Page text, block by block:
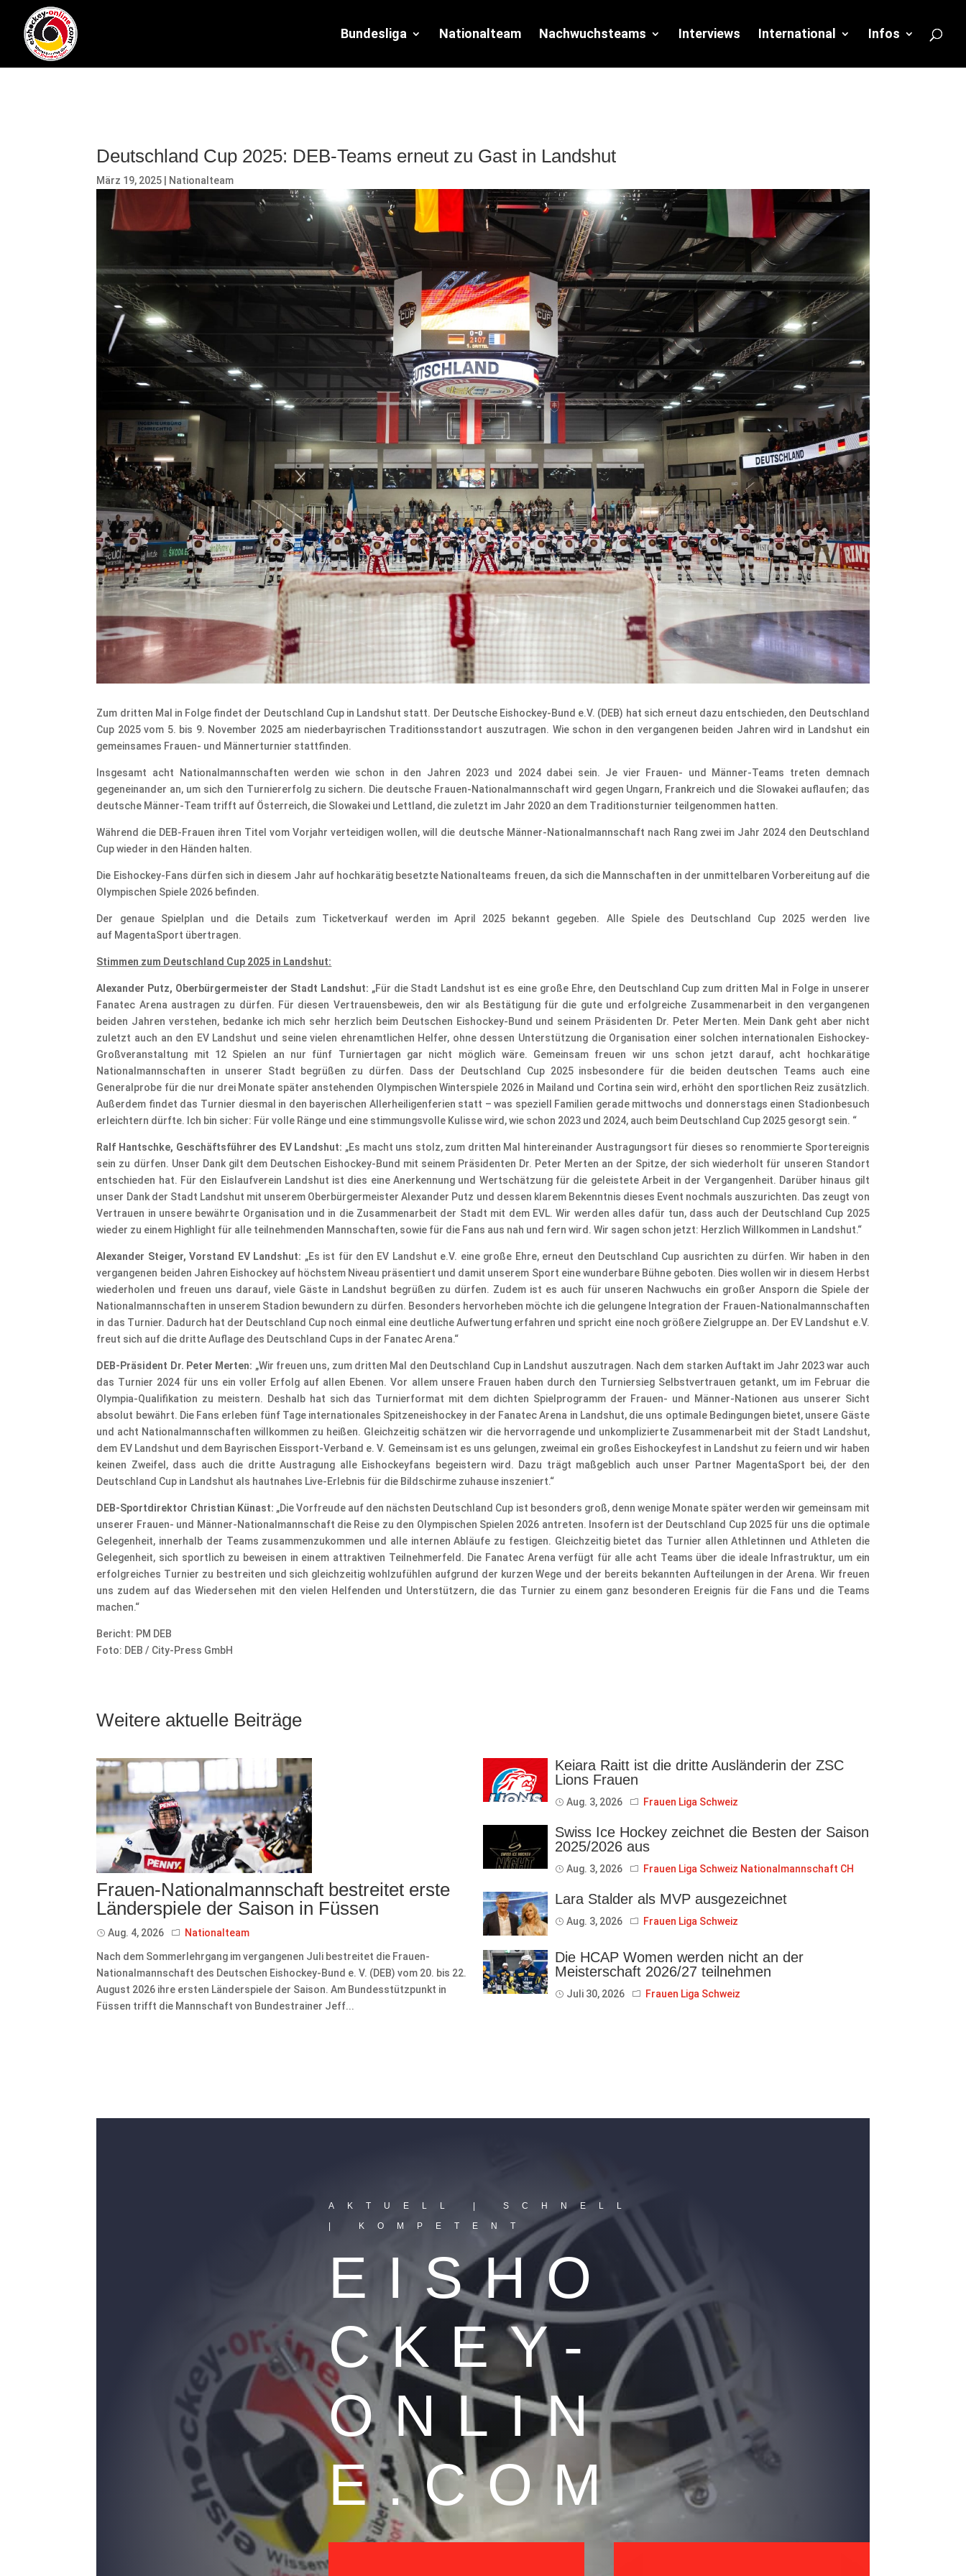
Bundesliga Nationalteam Nachwuchsteams Interviews International Infos
Deutschland Cup 2025: DEB-Teams erneut zu Gast in Landshut
März 19, 2025 Nationalteam
Zum dritten Mal in Folge findet der Deutschland Cup in Landshut statt. Der Deutsche Eishockey-Bund e.V. (DEB) hat sich erneut dazu entschieden, den Deutschland
Cup 2025 vom 5. bis 9. November 2025 am niederbayrischen Traditionsstandort auszutragen. Wie schon in den vergangenen beiden Jahren wird in Landshut ein
gemeinsames Frauen- und Männerturnier stattfinden.
Insgesamt acht Nationalmannschaften werden wie schon in den Jahren 2023 und 2024 dabei sein. Je vier Frauen- und Männer-Teams treten demnach
gegeneinander an, um sich den Turniererfolg zu sichern. Die deutsche Frauen-Nationalmannschaft wird gegen Ungarn, Frankreich und die Slowakei auflaufen; das
deutsche Männer-Team trifft auf Österreich, die Slowakei und Lettland, die zuletzt im Jahr 2020 an dem Traditionsturnier teilgenommen hatten.
Während die DEB-Frauen ihren Titel vom Vorjahr verteidigen wollen, will die deutsche Männer-Nationalmannschaft nach Rang zwei im Jahr 2024 den Deutschland
Cup wieder in den Händen halten.
Die Eishockey-Fans dürfen sich in diesem Jahr auf hochkarätig besetzte Nationalteams freuen, da sich die Mannschaften in der unmittelbaren Vorbereitung auf die
Olympischen Spiele 2026 befinden.
Der genaue Spielplan und die Details zum Ticketverkauf werden im April 2025 bekannt gegeben. Alle Spiele des Deutschland Cup 2025 werden live
auf MagentaSport übertragen.
Stimmen zum Deutschland Cup 2025 in Landshut:
Alexander Putz, Oberbürgermeister der Stadt Landshut: „Für die Stadt Landshut ist es eine große Ehre, den Deutschland Cup zum dritten Mal in Folge in unserer
Fanatec Arena austragen zu dürfen. Für diesen Vertrauensbeweis, den wir als Bestätigung für die gute und erfolgreiche Zusammenarbeit in den vergangenen
beiden Jahren verstehen, bedanke ich mich sehr herzlich beim Deutschen Eishockey-Bund und seinem Präsidenten Dr. Peter Merten. Mein Dank geht aber nicht
zuletzt auch an den EV Landshut und seine vielen ehrenamtlichen Helfer, ohne dessen Unterstützung die Organisation einer solchen internationalen Eishockey-
Großveranstaltung mit 12 Spielen an nur fünf Turniertagen gar nicht möglich wäre. Gemeinsam freuen wir uns schon jetzt darauf, acht hochkarätige
Nationalmannschaften in unserer Stadt begrüßen zu dürfen. Dass der Deutschland Cup 2025 insbesondere für die beiden deutschen Teams auch eine
Generalprobe für die nur drei Monate später anstehenden Olympischen Winterspiele 2026 in Mailand und Cortina sein wird, erhöht den sportlichen Reiz zusätzlich.
Außerdem findet das Turnier diesmal in den bayerischen Allerheiligenferien statt – was speziell Familien gerade mittwochs und donnerstags einen Stadionbesuch
erleichtern dürfte. Ich bin sicher: Für volle Ränge und eine stimmungsvolle Kulisse wird, wie schon 2023 und 2024, auch beim Deutschland Cup 2025 gesorgt sein. “
Ralf Hantschke, Geschäftsführer des EV Landshut: „Es macht uns stolz, zum dritten Mal hintereinander Austragungsort für dieses so renommierte Sportereignis
sein zu dürfen. Unser Dank gilt dem Deutschen Eishockey-Bund mit seinem Präsidenten Dr. Peter Merten an der Spitze, der sich wiederholt für unseren Standort
entschieden hat. Für den Eislaufverein Landshut ist dies eine Anerkennung und Wertschätzung für die geleistete Arbeit in der Vergangenheit. Darüber hinaus gilt
unser Dank der Stadt Landshut mit unserem Oberbürgermeister Alexander Putz und dessen klarem Bekenntnis dieses Event nochmals auszurichten. Das zeugt von
Vertrauen in unsere bewährte Organisation und in die Zusammenarbeit der Stadt mit dem EVL. Wir werden alles dafür tun, dass auch der Deutschland Cup 2025
wieder zu einem Highlight für alle teilnehmenden Mannschaften, sowie für die Fans aus nah und fern wird. Wir sagen schon jetzt: Herzlich Willkommen in Landshut.“
Alexander Steiger, Vorstand EV Landshut: „Es ist für den EV Landshut e.V. eine große Ehre, erneut den Deutschland Cup ausrichten zu dürfen. Wir haben in den
vergangenen beiden Jahren Eishockey auf höchstem Niveau präsentiert und damit unserem Sport eine wunderbare Bühne geboten. Dies wollen wir in diesem Herbst
wiederholen und freuen uns darauf, viele Gäste in Landshut begrüßen zu dürfen. Zudem ist es auch für unseren Nachwuchs ein großer Ansporn die Spiele der
Nationalmannschaften in unserem Stadion bewundern zu dürfen. Besonders hervorheben möchte ich die gelungene Integration der Frauen-Nationalmannschaften
in das Turnier. Dadurch hat der Deutschland Cup noch einmal eine deutliche Aufwertung erfahren und spricht eine noch größere Zielgruppe an. Der EV Landshut e.V.
freut sich auf die dritte Auflage des Deutschland Cups in der Fanatec Arena.“
DEB-Präsident Dr. Peter Merten: „Wir freuen uns, zum dritten Mal den Deutschland Cup in Landshut auszutragen. Nach dem starken Auftakt im Jahr 2023 war auch
das Turnier 2024 für uns ein voller Erfolg auf allen Ebenen. Vor allem unsere Frauen haben durch den Turniersieg Selbstvertrauen getankt, um im Februar die
Olympia-Qualifikation zu meistern. Deshalb hat sich das Turnierformat mit dem dichten Spielprogramm der Frauen- und Männer-Nationen aus unserer Sicht
absolut bewährt. Die Fans erleben fünf Tage internationales Spitzeneishockey in der Fanatec Arena in Landshut, die uns optimale Bedingungen bietet, unsere Gäste
und acht Nationalmannschaften willkommen zu heißen. Gleichzeitig schätzen wir die hervorragende und unkomplizierte Zusammenarbeit mit der Stadt Landshut,
dem EV Landshut und dem Bayrischen Eissport-Verband e. V. Gemeinsam ist es uns gelungen, zweimal ein großes Eishockeyfest in Landshut zu feiern und wir haben
keinen Zweifel, dass auch die dritte Austragung alle Eishockeyfans begeistern wird. Dazu trägt maßgeblich auch unser Partner MagentaSport bei, der den
Deutschland Cup in Landshut als hautnahes Live-Erlebnis für die Bildschirme zuhause inszeniert.“
DEB-Sportdirektor Christian Künast: „Die Vorfreude auf den nächsten Deutschland Cup ist besonders groß, denn wenige Monate später werden wir gemeinsam mit
unserer Frauen- und Männer-Nationalmannschaft die Reise zu den Olympischen Spielen 2026 antreten. Insofern ist der Deutschland Cup 2025 für uns die optimale
Gelegenheit, innerhalb der Teams zusammenzukommen und alle internen Abläufe zu festigen. Gleichzeitig bietet das Turnier allen Athletinnen und Athleten die
Gelegenheit, sich sportlich zu beweisen in einem attraktiven Teilnehmerfeld. Die Fanatec Arena verfügt für alle acht Teams über die ideale Infrastruktur, um ein
erfolgreiches Turnier zu bestreiten und sich gleichzeitig wohlzufühlen aufgrund der kurzen Wege und der bereits bekannten Aufteilungen in der Arena. Wir freuen
uns zudem auf das Wiedersehen mit den vielen Helfenden und Unterstützern, die das Turnier zu einem ganz besonderen Ereignis für die Fans und die Teams
machen.“​
Bericht: PM DEB
Foto: DEB / City-Press GmbH
Weitere aktuelle Beiträge
Frauen-Nationalmannschaft bestreitet erste
Länderspiele der Saison in Füssen
Aug. 4, 2026 Nationalteam
Nach dem Sommerlehrgang im vergangenen Juli bestreitet die Frauen-
Nationalmannschaft des Deutschen Eishockey-Bund e. V. (DEB) vom 20. bis 22.
August 2026 ihre ersten Länderspiele der Saison. Am Bundesstützpunkt in
Füssen trifft die Mannschaft von Bundestrainer Jeff...
Keiara Raitt ist die dritte Ausländerin der ZSC
Lions Frauen
Aug. 3, 2026 Frauen Liga Schweiz
Swiss Ice Hockey zeichnet die Besten der Saison
2025/2026 aus
Aug. 3, 2026 Frauen Liga Schweiz Nationalmannschaft CH
Lara Stalder als MVP ausgezeichnet
Aug. 3, 2026 Frauen Liga Schweiz
Die HCAP Women werden nicht an der
Meisterschaft 2026/27 teilnehmen
Juli 30, 2026 Frauen Liga Schweiz
AKTUELL | SCHNELL
| KOMPETENT
EISHO
CKEY-
ONLIN
E.COM